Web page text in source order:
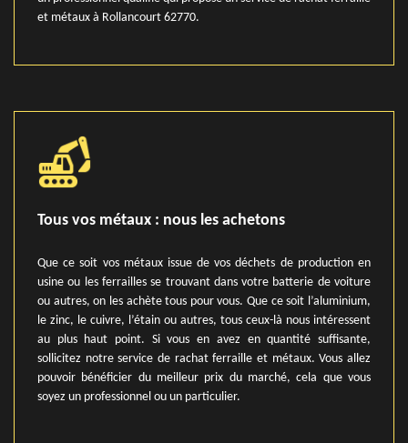
et métaux à Rollancourt 62770.
Tous vos métaux : nous les achetons
Que ce soit vos métaux issue de vos déchets de production en
usine ou les ferrailles se trouvant dans votre batterie de voiture
ou autres, on les achète tous pour vous. Que ce soit l’aluminium,
le zinc, le cuivre, l’étain ou autres, tous ceux-là nous intéressent
au plus haut point. Si vous en avez en quantité suffisante,
sollicitez notre service de rachat ferraille et métaux. Vous allez
pouvoir bénéficier du meilleur prix du marché, cela que vous
soyez un professionnel ou un particulier.